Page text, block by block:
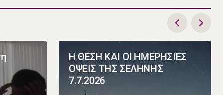
Η ΘΕΣΗ ΚΑΙ ΟΙ ΗΜΕΡΗΣΙΕΣ
ΟΨΕΙΣ ΤΗΣ ΣΕΛΗΝΗΣ
7.7.2026